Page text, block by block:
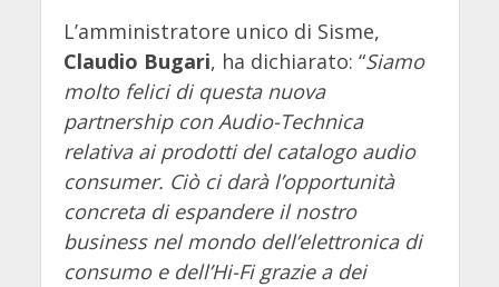
L’amministratore unico di Sisme,
Claudio Bugari, ha dichiarato: “Siamo
molto felici di questa nuova
partnership con Audio-Technica
relativa ai prodotti del catalogo audio
consumer. Ciò ci darà l’opportunità
concreta di espandere il nostro
business nel mondo dell’elettronica di
consumo e dell’Hi-Fi grazie a dei